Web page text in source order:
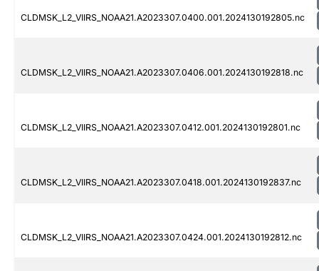
CLDMSK_L2_VIIRS_NOAA21.A2023307.0400.001.2024130192805.nc
CLDMSK_L2_VIIRS_NOAA21.A2023307.0406.001.2024130192818.nc
CLDMSK_L2_VIIRS_NOAA21.A2023307.0412.001.2024130192801.nc
CLDMSK_L2_VIIRS_NOAA21.A2023307.0418.001.2024130192837.nc
CLDMSK_L2_VIIRS_NOAA21.A2023307.0424.001.2024130192812.nc